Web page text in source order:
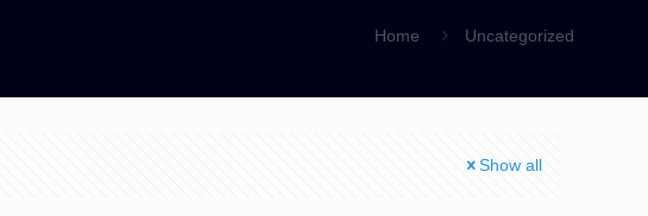
Home Uncategorized
Show all